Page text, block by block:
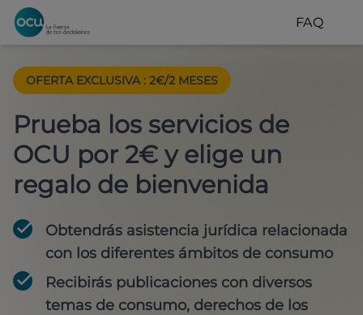
FAQ
OFERTA EXCLUSIVA : 2€/2 MESES
Prueba los servicios de
OCU por 2€ y elige un
regalo de bienvenida
Obtendrás asistencia jurídica relacionada
con los diferentes ámbitos de consumo
Recibirás publicaciones con diversos
temas de consumo, derechos de los